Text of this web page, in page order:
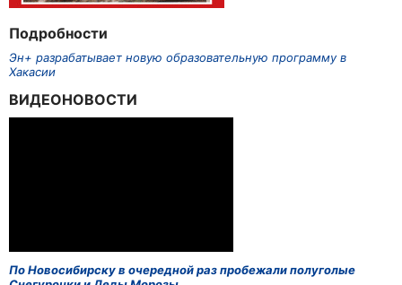
Подробности
Эн+ разрабатывает новую образовательную программу в
Хакасии
ВИДЕОНОВОСТИ
По Новосибирску в очередной раз пробежали полуголые